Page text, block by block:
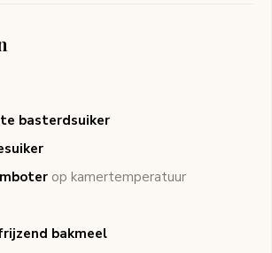
basterdsuiker
op kamertemperatuur
bakmeel